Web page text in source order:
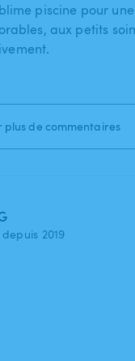
piscine pour
aux petits
plus de commentaires
2019